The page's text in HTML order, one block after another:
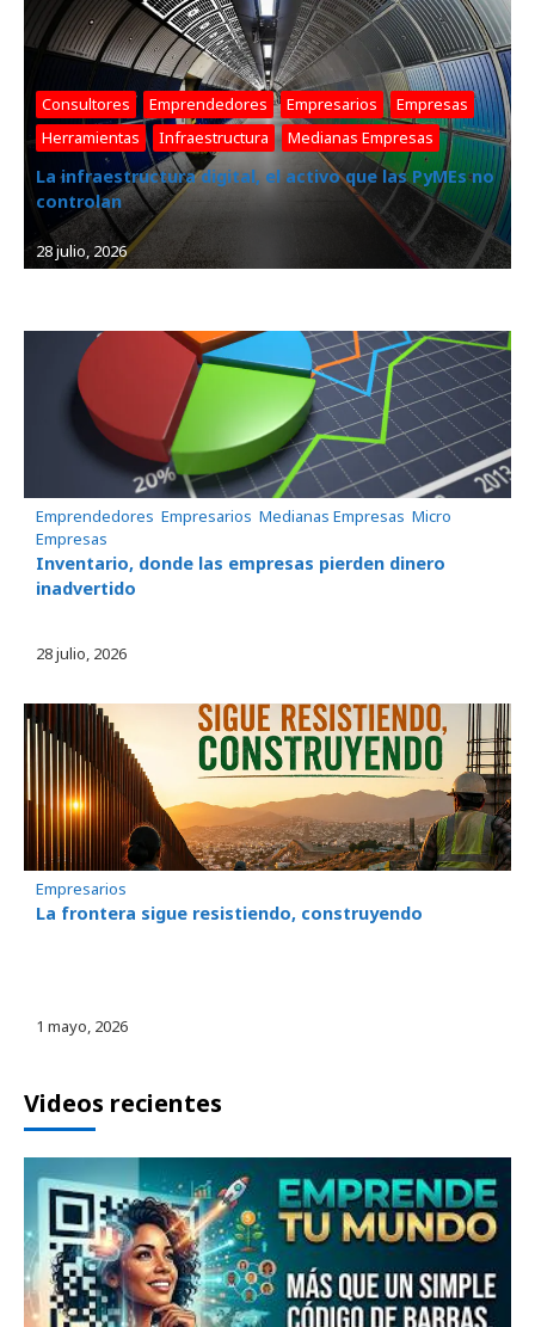
Consultores , Emprendedores , Empresarios , Empresas ,
Herramientas , Infraestructura , Medianas Empresas
La infraestructura digital, el activo que las PyMEs no
controlan
28 julio, 2026
Emprendedores Empresarios Medianas Empresas Micro
Empresas
Inventario, donde las empresas pierden dinero
inadvertido
28 julio, 2026
Empresarios
La frontera sigue resistiendo, construyendo
1 mayo, 2026
Videos recientes